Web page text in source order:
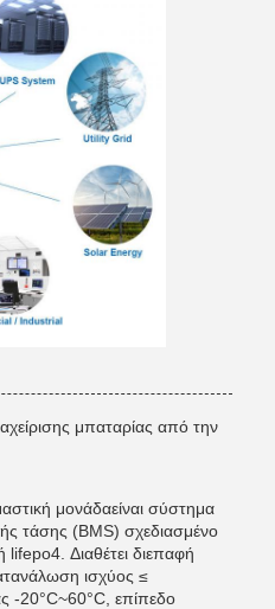
μπαταρίας από την
μονάδαείναι σύστημα
τάσης (BMS) σχεδιασμένο
lifepo4. Διαθέτει διεπαφή
ισχύος ≤
-20°C~60°C, επίπεδο